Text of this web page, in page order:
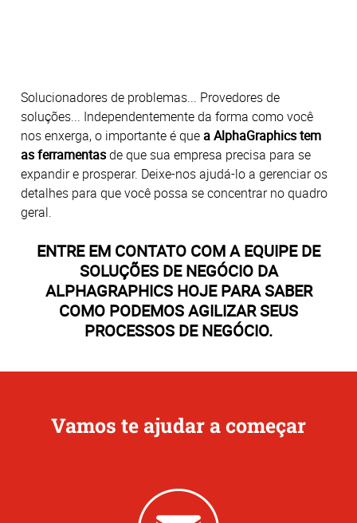
Solucionadores de problemas... Provedores de
soluções... Independentemente da forma como você
nos enxerga, o importante é quea AlphaGraphics tem
as ferramentasde que sua empresa precisa para se
expandir e prosperar. Deixe-nos ajudá-lo a gerenciar os
detalhes para que você possa se concentrar no quadro
geral.
ENTRE EM CONTATO COM A EQUIPE DE
SOLUÇÕES DE NEGÓCIO DA
ALPHAGRAPHICS HOJE PARA SABER
COMO PODEMOS AGILIZAR SEUS
PROCESSOS DE NEGÓCIO.
Vamos te ajudar a começar